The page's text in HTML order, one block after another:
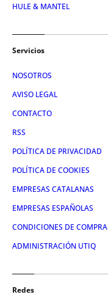
HULE & MANTEL
Servicios
NOSOTROS
AVISO LEGAL
CONTACTO
RSS
POLÍTICA DE PRIVACIDAD
POLÍTICA DE COOKIES
EMPRESAS CATALANAS
EMPRESAS ESPAÑOLAS
CONDICIONES DE COMPRA
ADMINISTRACIÓN UTIQ
Redes